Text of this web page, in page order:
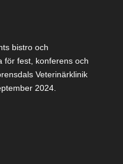
bistro och
för fest, konferens och
Veterinärklinik
2024.